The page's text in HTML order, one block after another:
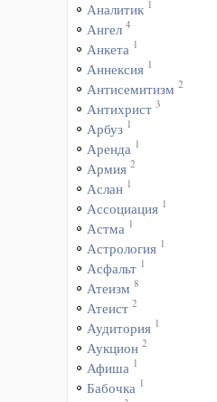
Аналитик 1
Ангел 4
Анкета 1
Аннексия 1
Антисемитизм 2
Антихрист 3
Арбуз 1
Аренда 1
Армия 2
Аслан 1
Ассоциация 1
Астма 1
Астрология 1
Асфальт 1
Атеизм 8
Атеист 2
Аудитория 1
Аукцион 2
Афиша 1
Бабочка 1